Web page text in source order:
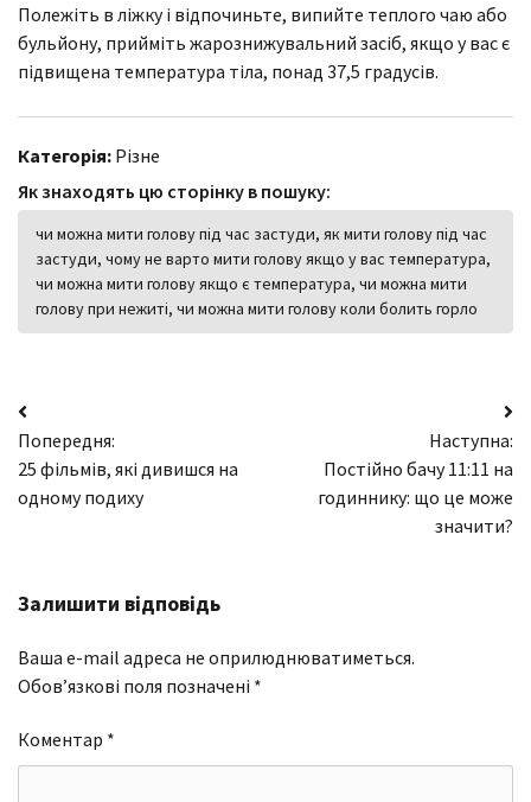
Полежіть в ліжку і відпочиньте, випийте теплого чаю або
бульйону, прийміть жарознижувальний засіб, якщо у вас є
підвищена температура тіла, понад 37,5 градусів.
Категорія: Різне
Як знаходять цю сторінку в пошуку:
чи можна мити голову під час застуди, як мити голову під час
застуди, чому не варто мити голову якщо у вас температура,
чи можна мити голову якщо є температура, чи можна мити
голову при нежиті, чи можна мити голову коли болить горло
Навігація
записів
Попередня:
25 фільмів, які дивишся на
одному подиху
Наступна:
Постійно бачу 11:11 на
годиннику: що це може
значити?
Залишити відповідь
Ваша e-mail адреса не оприлюднюватиметься.
Обов’язкові поля позначені *
Коментар *